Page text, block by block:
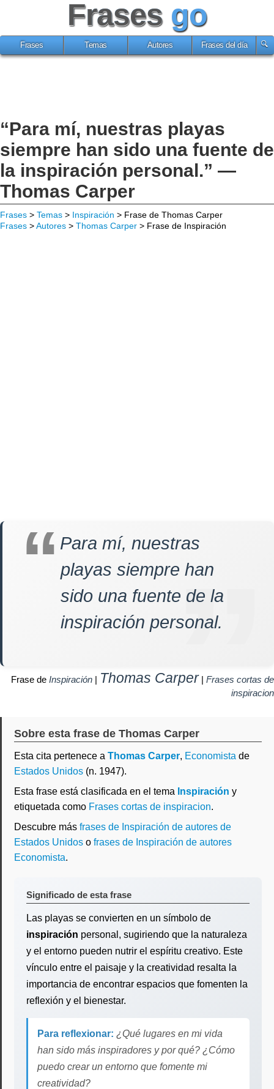
Frases go
Frases Temas Autores Frases del día
“Para mí, nuestras playas
siempre han sido una fuente de
la inspiración personal.” —
Thomas Carper
Frases > Temas > Inspiración > Frase de Thomas Carper
Frases >Autores > Thomas Carper > Frase de Inspiración
Para mí, nuestras
playas siempre han
sido una fuente de la
inspiración personal.
Frase de Inspiración | Thomas Carper| Frases cortas de
inspiracion
Sobre esta frase de Thomas Carper
Esta cita pertenece a Thomas Carper, Economista de
Estados Unidos (n. 1947).
Esta frase está clasificada en el tema Inspiración y
etiquetada como Frases cortas de inspiracion.
Descubre más frases de Inspiración de autores de
Estados Unidos o frases de Inspiración de autores
Economista.
Significado de esta frase
Las playas se convierten en un símbolo de
inspiración personal, sugiriendo que la naturaleza
y el entorno pueden nutrir el espíritu creativo. Este
vínculo entre el paisaje y la creatividad resalta la
importancia de encontrar espacios que fomenten la
reflexión y el bienestar.
Para reflexionar: ¿Qué lugares en mi vida
han sido más inspiradores y por qué? ¿Cómo
puedo crear un entorno que fomente mi
creatividad?